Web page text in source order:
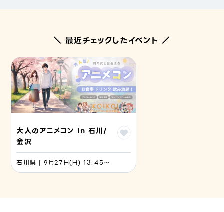
＼ 最近チェックしたイベント ／
大人のアニメコン in 石川/
金沢
石川県 | 9月27日(日) 13:45〜